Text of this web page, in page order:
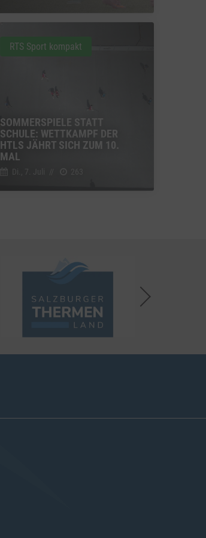
SOMMERSPIELE STATT
SCHULE: WETTKAMPF DER
HTLS JÄHRT SICH ZUM 10.
MAL
Di., 7. Juli
RTS Sport kompakt